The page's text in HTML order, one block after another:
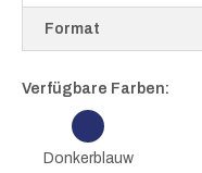
Format
Verfügbare Farben:
Donkerblauw